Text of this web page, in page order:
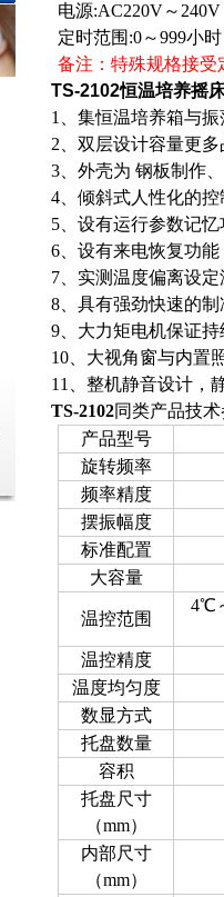
电源:AC220V～
定时范围:0～999小时
备注：特殊规格接受
TS-2102恒温培养摇
1、集恒温培养箱与
2、双层设计容量更
3、外壳为 钢板制作
4、倾斜式人性化的
5、设有运行参数记
6、设有来电恢复功
7、实测温度偏离设
8、具有强劲快速的
9、大力矩电机保证
10、大视角窗与内置
11、整机静音设计，
TS-2102同类产品技
产品型号
旋转频率
频率精度
摆振幅度
标准配置
大容量
温控范围
4℃
温控精度
温度均匀度
数显方式
托盘数量
容积
托盘尺寸
（mm）
内部尺寸
（mm）